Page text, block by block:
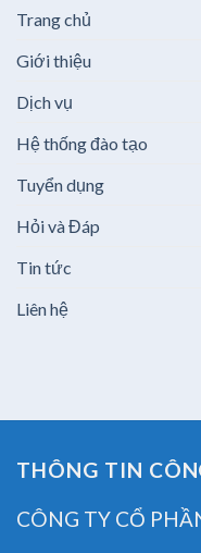
Trang chủ
Giới thiệu
Dịch vụ
Hệ thống đào tạo
Tuyển dụng
Hỏi và Đáp
Tin tức
Liên hệ
THÔNG TIN
CÔNG TY CỔ